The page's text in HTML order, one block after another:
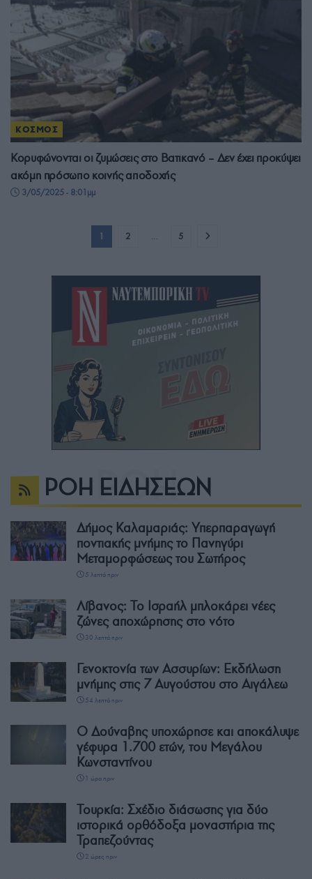
ΚΟΣΜΟΣ
Κορυφώνονται οι ζυμώσεις στο Βατικανό – Δεν έχει προκύψει
ακόμη πρόσωπο κοινής αποδοχής
3/05/2025 - 8:01μμ
1 2 … 5
ΡΟΗ ΕΙΔΗΣΕΩΝ
Δήμος Καλαμαριάς: Υπερπαραγωγή
ποντιακής μνήμης το Πανηγύρι
Μεταμορφώσεως του Σωτήρος
5 λεπτά πριν
Λίβανος: Το Ισραήλ μπλοκάρει νέες
ζώνες αποχώρησης στο νότο
30 λεπτά πριν
Γενοκτονία των Ασσυρίων: Εκδήλωση
μνήμης στις 7 Αυγούστου στο Αιγάλεω
54 λεπτά πριν
Ο Δούναβης υποχώρησε και αποκάλυψε
γέφυρα 1.700 ετών, του Μεγάλου
Κωνσταντίνου
1 ώρα πριν
Τουρκία: Σχέδιο διάσωσης για δύο
ιστορικά ορθόδοξα μοναστήρια της
Τραπεζούντας
2 ώρες πριν